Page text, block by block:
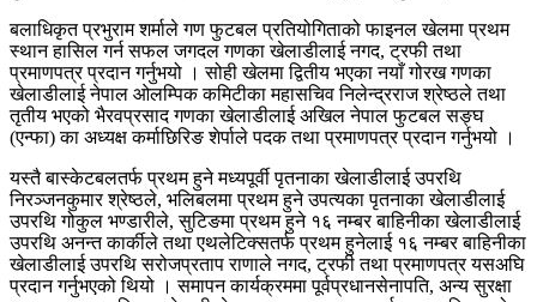
बलाधिकृत प्रभुराम शर्माले गण फुटबल प्रतियोगिताको फाइनल खेलमा प्रथम
स्थान हासिल गर्न सफल जगदल गणका खेलाडीलाई नगद, ट्रफी तथा
प्रमाणपत्र प्रदान गर्नुभयो । सोही खेलमा द्वितीय भएका नयाँ गोरख गणका
खेलाडीलाई नेपाल ओलम्पिक कमिटीका महासचिव निलेन्द्रराज श्रेष्ठले तथा
तृतीय भएको भैरवप्रसाद गणका खेलाडीलाई अखिल नेपाल फुटबल सङ्घ
(एन्फा) का अध्यक्ष कर्माछिरिङ शेर्पाले पदक तथा प्रमाणपत्र प्रदान गर्नुभयो ।
यस्तै बास्केटबलतर्फ प्रथम हुने मध्यपूर्वी पृतनाका खेलाडीलाई उपरथि
निरञ्जनकुमार श्रेष्ठले, भलिबलमा प्रथम हुने उपत्यका पृतनाका खेलाडीलाई
उपरथि गोकुल भण्डारीले, सुटिङमा प्रथम हुने १६ नम्बर बाहिनीका खेलाडीलाई
उपरथि अनन्त कार्कीले तथा एथलेटिक्सतर्फ प्रथम हुनेलाई १६ नम्बर बाहिनीका
खेलाडीलाई उपरथि सरोजप्रताप राणाले नगद, ट्रफी तथा प्रमाणपत्र यसअघि
प्रदान गर्नुभएको थियो । समापन कार्यक्रममा पूर्वप्रधानसेनापति, अन्य सुरक्षा